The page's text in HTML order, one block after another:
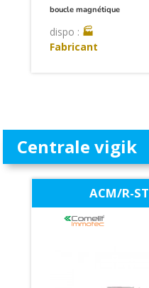
boucle magnétique
dispo : 🏭
Fabricant
Centrale vigik
ACM/R-ST